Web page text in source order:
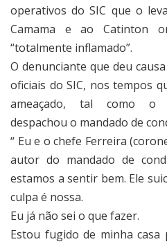
operativos do SIC que o
Camama e ao Catinton
“totalmente inflamado”.
O denunciante que deu
oficiais do SIC, nos tempos
ameaçado, tal como o
despachou o mandado de
“ Eu e o chefe Ferreira
autor do mandado de
estamos a sentir bem. Ele
culpa é nossa.
Eu já não sei o que fazer.
Estou fugido de minha casa